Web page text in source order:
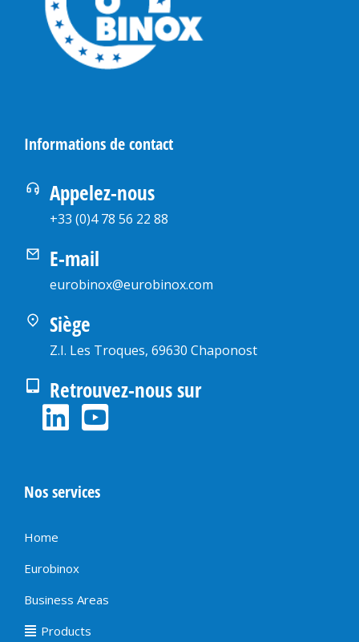
Informations de contact
Appelez-nous
+33 (0)4 78 56 22 88
E-mail
eurobinox@eurobinox.com
Siège
Z.I. Les Troques, 69630 Chaponost
Retrouvez-nous sur
Nos services
Home
Eurobinox
Business Areas
Products